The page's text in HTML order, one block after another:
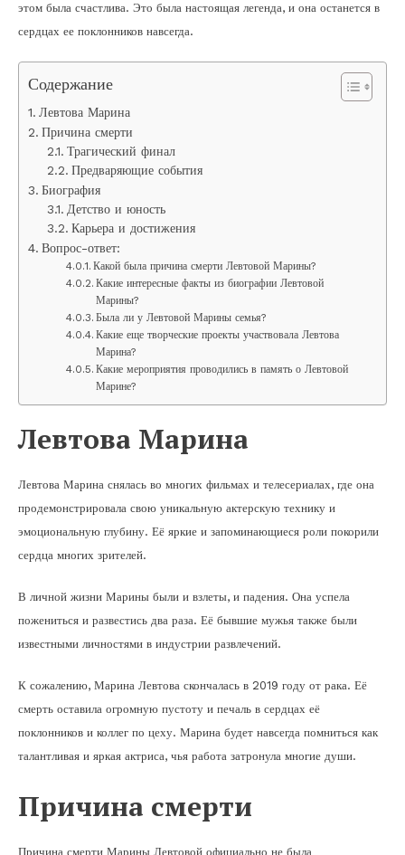
этом была счастлива. Это была настоящая легенда, и она останется в
сердцах ее поклонников навсегда.
Содержание
Левтова Марина
Причина смерти
Трагический финал
Предваряющие события
Биография
Детство и юность
Карьера и достижения
Вопрос-ответ:
Какой была причина смерти Левтовой Марины?
Какие интересные факты из биографии Левтовой
Марины?
Была ли у Левтовой Марины семья?
Какие еще творческие проекты участвовала Левтова
Марина?
Какие мероприятия проводились в память о Левтовой
Марине?
Левтова Марина
Левтова Марина снялась во многих фильмах и телесериалах, где она
продемонстрировала свою уникальную актерскую технику и
эмоциональную глубину. Её яркие и запоминающиеся роли покорили
сердца многих зрителей.
В личной жизни Марины были и взлеты, и падения. Она успела
пожениться и развестись два раза. Её бывшие мужья также были
известными личностями в индустрии развлечений.
К сожалению, Марина Левтова скончалась в 2019 году от рака. Её
смерть оставила огромную пустоту и печаль в сердцах её
поклонников и коллег по цеху. Марина будет навсегда помниться как
талантливая и яркая актриса, чья работа затронула многие души.
Причина смерти
Причина смерти Марины Левтовой официально не была